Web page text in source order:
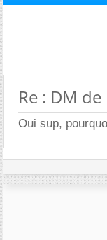
Re : DM
Oui sup,